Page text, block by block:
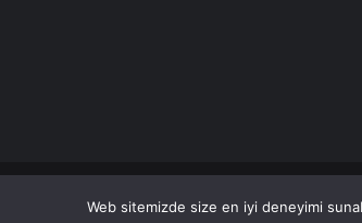
© Copyright 2026 Her Hakkı Saklıdır.
Web sitemizde size en iyi deneyimi